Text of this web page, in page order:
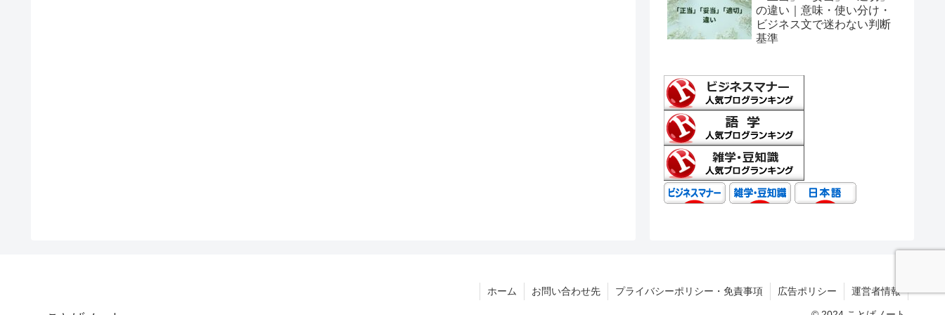
の違い｜意味・使い分け・
ビジネス文で迷わない判断
基準
ホーム お問い合わせ先 プライバシーポリシー・免責事項 広告ポリシー 運営者情報